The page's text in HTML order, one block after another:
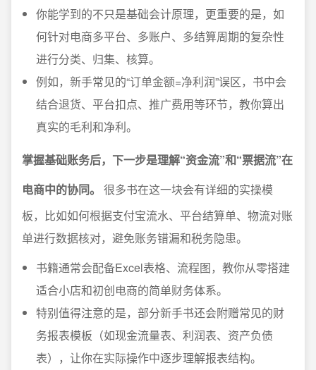
你能学到的不只是基础会计原理，更重要的是，如
何针对电商多平台、多账户、多结算周期的复杂性
进行分类、归集、核算。
例如，新手常见的“订单金额=净利润”误区，书中会
结合退货、平台扣点、推广费用等环节，教你算出
真实的毛利和净利。
掌握基础账务后，下一步是理解“资金流”和“票据流”在
电商中的协同。
很多书在这一块会有详细的实操模
板，比如如何根据支付宝流水、平台结算单、物流对账
单进行数据核对，避免账务错漏和税务隐患。
书籍通常会配备Excel表格、流程图，教你从零搭建
适合小店和初创电商的简单财务体系。
特别值得注意的是，部分新手书还会附赠常见的财
务报表模板（如现金流量表、利润表、资产负债
表），让你在实际操作中逐步理解报表结构。